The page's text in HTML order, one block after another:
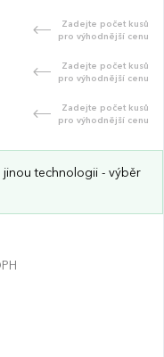
Zadejte počet kusů
pro výhodnější cenu
Zadejte počet kusů
pro výhodnější cenu
Zadejte počet kusů
pro výhodnější cenu
technologii - výběr